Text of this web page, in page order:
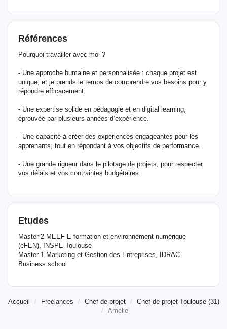
Références
Pourquoi travailler avec moi ?
- Une approche humaine et personnalisée : chaque projet est
unique, et je prends le temps de comprendre vos besoins pour y
répondre efficacement.
- Une expertise solide en pédagogie et en digital learning,
éprouvée par plusieurs années d’expérience.
- Une capacité à créer des expériences engageantes pour les
apprenants, tout en répondant à vos objectifs de performance.
- Une grande rigueur dans le pilotage de projets, pour respecter
vos délais et vos contraintes budgétaires.
Etudes
Master 2 MEEF E-formation et environnement numérique
(eFEN), INSPE Toulouse
Master 1 Marketing et Gestion des Entreprises, IDRAC
Business school
Accueil Freelances Chef de projet
Chef de projet Toulouse (31)
Amélie